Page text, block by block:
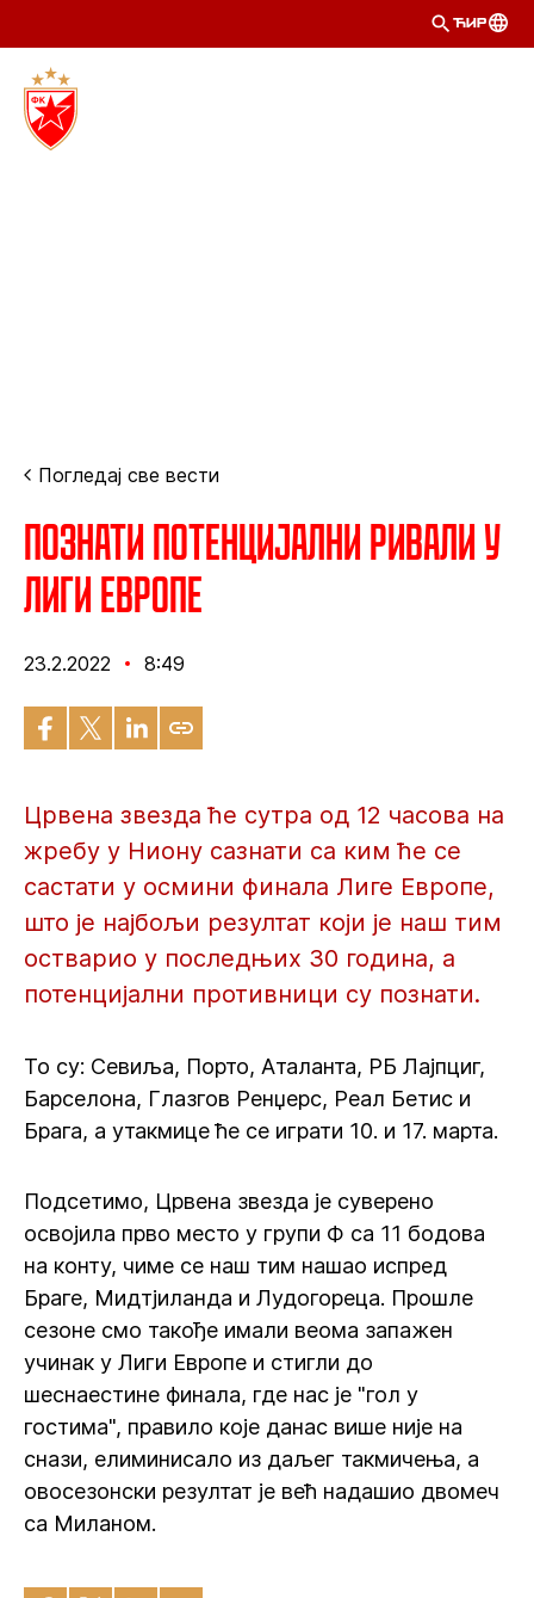
ЋИР
Погледај све вести
Познати потенцијални ривали у
Лиги Европе
23.2.2022 8:49
Црвена звезда ће сутра од 12 часова на
жребу у Ниону сазнати са ким ће се
састати у осмини финала Лиге Европе,
што је најбољи резултат који је наш тим
остварио у последњих 30 година, а
потенцијални противници су познати.
То су: Севиља, Порто, Аталанта, РБ Лајпциг,
Барселона, Глазгов Ренџерс, Реал Бетис и
Брага, а утакмице ће се играти 10. и 17. марта.
Подсетимо, Црвена звезда је суверено
освојила прво место у групи Ф са 11 бодова
на конту, чиме се наш тим нашао испред
Браге, Мидтјиланда и Лудогореца. Прошле
сезоне смо такође имали веома запажен
учинак у Лиги Европе и стигли до
шеснаестине финала, где нас је "гол у
гостима", правило које данас више није на
снази, елиминисало из даљег такмичења, а
овосезонски резултат је већ надашио двомеч
са Миланом.